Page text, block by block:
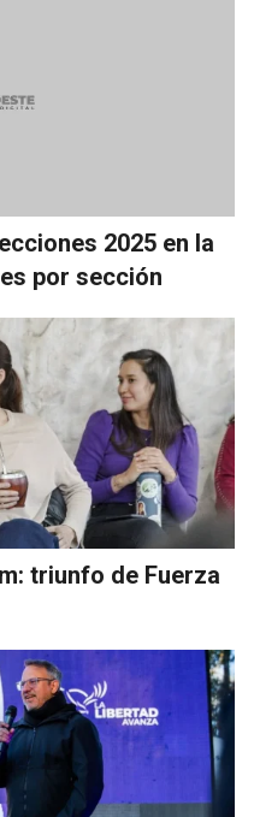
2025 en la
por sección
triunfo de Fuerza